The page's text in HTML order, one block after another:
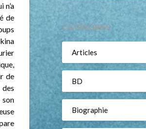
de
de
CATÉGORIES
Articles
BD
Biographie